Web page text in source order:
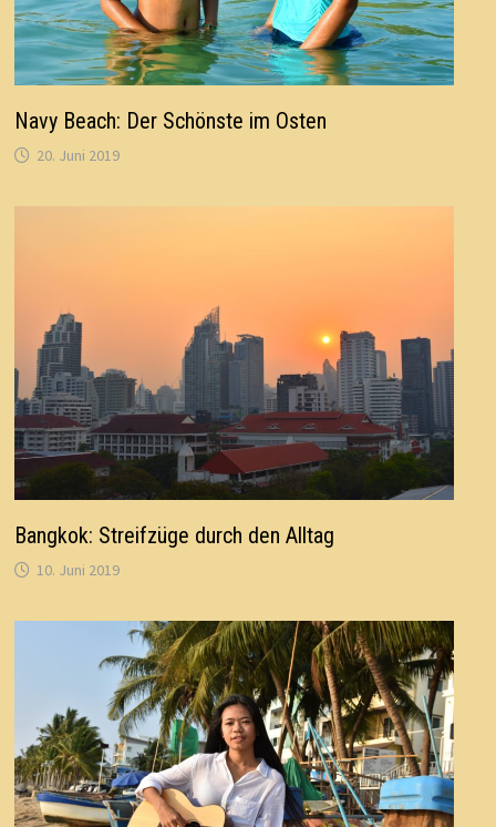
Navy Beach: Der Schönste im Osten
20. Juni 2019
Bangkok: Streifzüge durch den Alltag
10. Juni 2019